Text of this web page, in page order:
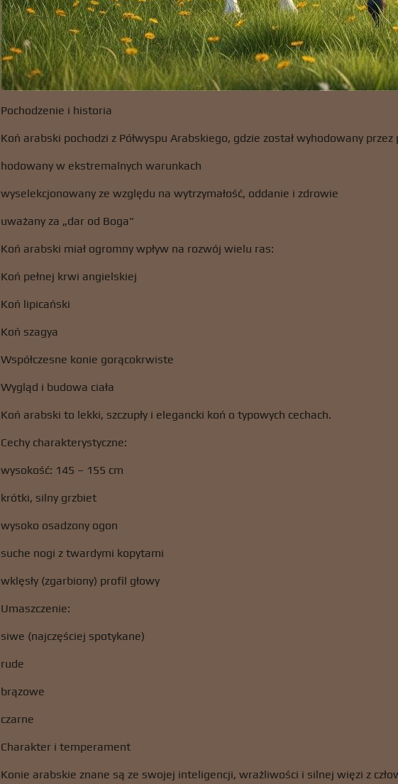
Pochodzenie i historia
Koń arabski pochodzi z Półwyspu Arabskiego, gdzie został wyhodowany
hodowany w ekstremalnych warunkach
wyselekcjonowany ze względu na wytrzymałość, oddanie i zdrowie
uważany za „dar od Boga"
Koń arabski miał ogromny wpływ na rozwój wielu ras:
Koń pełnej krwi angielskiej
Koń lipicański
Koń szagya
Współczesne konie gorącokrwiste
Wygląd i budowa ciała
Koń arabski to lekki, szczupły i elegancki koń o typowych cechach.
Cechy charakterystyczne:
wysokość: 145 – 155 cm
krótki, silny grzbiet
wysoko osadzony ogon
suche nogi z twardymi kopytami
wklęsły (zgarbiony) profil głowy
Umaszczenie:
siwe (najczęściej spotykane)
rude
brązowe
czarne
Charakter i temperament
Konie arabskie znane są ze swojej inteligencji, wrażliwości i silnej więzi z